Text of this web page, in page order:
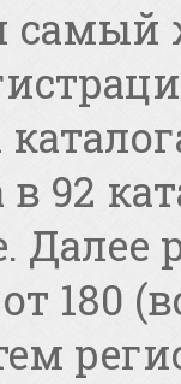
92
Далее
180